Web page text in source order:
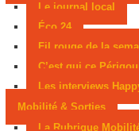
Le journal local
Éco 24
Fil rouge de la
C’est qui ce
Les interviews
Mobilité & Sorties
La Rubrique
parmi les cités
Les
après les méga-